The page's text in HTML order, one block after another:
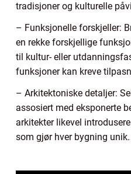
tradisjoner og kulturelle
– Funksjonelle forskjeller:
en rekke forskjellige
til kultur- eller
funksjoner kan kreve
– Arkitektoniske detaljer:
assosiert med eksponerte
arkitekter likevel
som gjør hver bygning unik.